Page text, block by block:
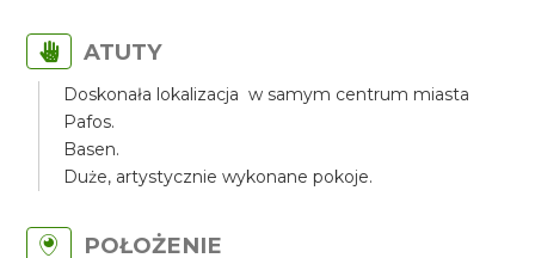
ATUTY
Doskonała lokalizacja w samym centrum miasta
Pafos.
Basen.
Duże, artystycznie wykonane pokoje.
POŁOŻENIE